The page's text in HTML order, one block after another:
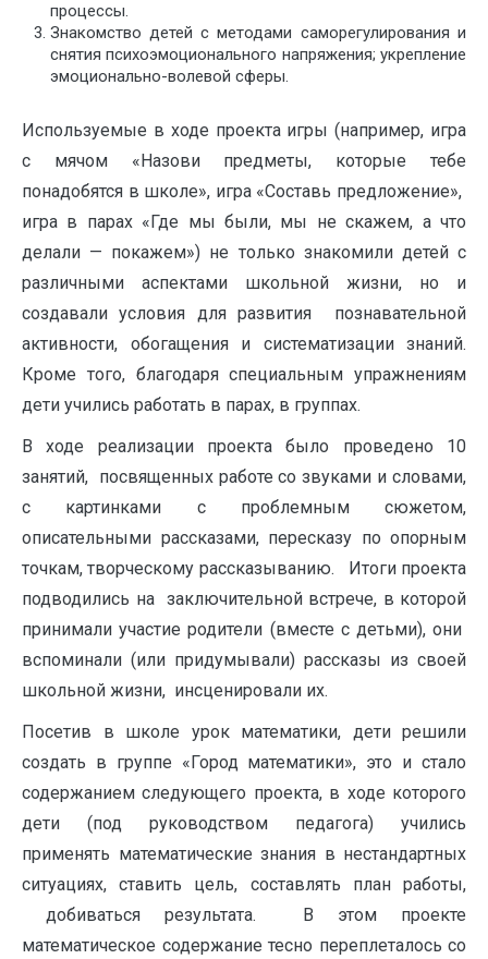
процессы.
Знакомство детей с методами саморегулирования и
снятия психоэмоционального напряжения; укрепление
эмоционально-волевой сферы.
Используемые в ходе проекта игры (например, игра
с мячом «Назови предметы, которые тебе
понадобятся в школе», игра «Составь предложение»,
игра в парах «Где мы были, мы не скажем, а что
делали — покажем») не только знакомили детей с
различными аспектами школьной жизни, но и
создавали условия для развития познавательной
активности, обогащения и систематизации знаний.
Кроме того, благодаря специальным упражнениям
дети учились работать в парах, в группах.
В ходе реализации проекта было проведено 10
занятий, посвященных работе со звуками и словами,
с картинками с проблемным сюжетом,
описательными рассказами, пересказу по опорным
точкам, творческому рассказыванию. Итоги проекта
подводились на заключительной встрече, в которой
принимали участие родители (вместе с детьми), они
вспоминали (или придумывали) рассказы из своей
школьной жизни, инсценировали их.
Посетив в школе урок математики, дети решили
создать в группе «Город математики», это и стало
содержанием следующего проекта, в ходе которого
дети (под руководством педагога) учились
применять математические знания в нестандартных
ситуациях, ставить цель, составлять план работы,
добиваться результата. В этом проекте
математическое содержание тесно переплеталось со